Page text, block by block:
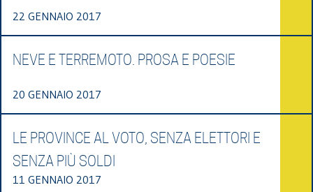
22 GENNAIO 2017
NEVE E TERREMOTO. PROSA E POESIE
20 GENNAIO 2017
LE PROVINCE AL VOTO, SENZA ELETTORI E
SENZA PIÙ SOLDI
11 GENNAIO 2017